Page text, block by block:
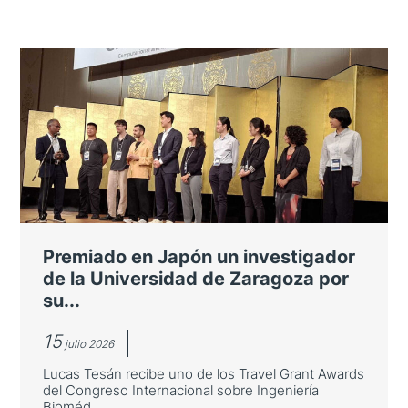
Premiado en Japón un investigador
de la Universidad de Zaragoza por
su...
15 julio 2026
Lucas Tesán recibe uno de los Travel Grant Awards
del Congreso Internacional sobre Ingeniería